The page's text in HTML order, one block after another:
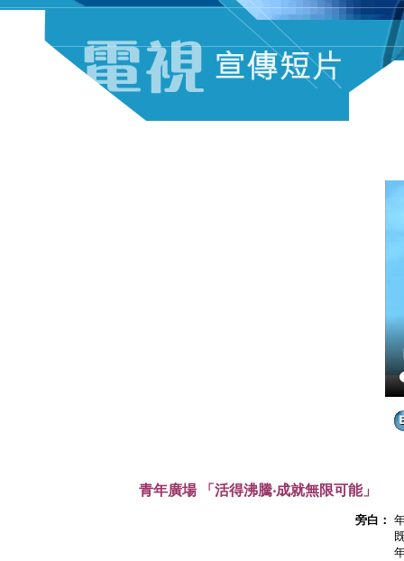
青年廣場 「活得沸騰‧成就無限可能」
旁白：